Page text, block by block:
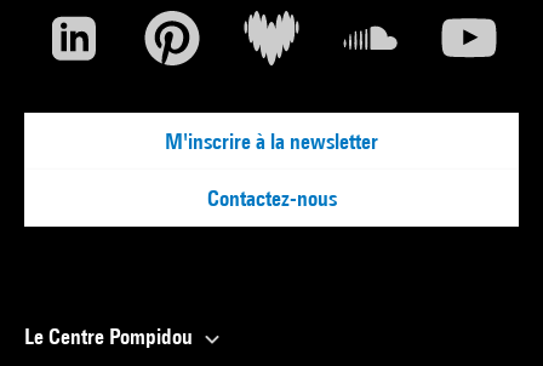
M'inscrire à la newsletter
Contactez-nous
Le Centre Pompidou